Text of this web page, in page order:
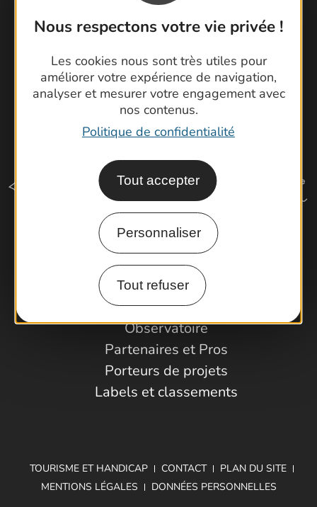
Nous respectons votre vie privée !
Les cookies nous sont très utiles pour
améliorer votre expérience de navigation,
analyser et mesurer votre engagement avec
nos contenus.
Politique de confidentialité
Tout accepter
Personnaliser
Tout refuser
Latitude Gard
Comment venir ?
Espace Pro
Observatoire
Partenaires et Pros
Porteurs de projets
Labels et classements
TOURISME ET HANDICAP CONTACT
PLAN DU SITE
MENTIONS LÉGALES
DONNÉES PERSONNELLES